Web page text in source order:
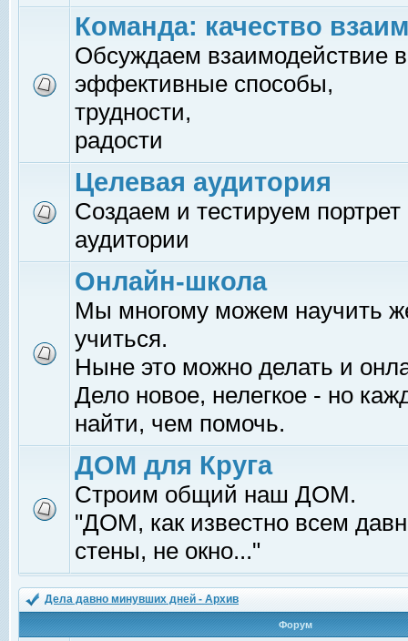
Команда: качество
Обсуждаем взаимодействие
эффективные способы,
трудности,
радости
Целевая аудитория
Создаем и тестируем
аудитории
Онлайн-школа
Мы многому можем научить
учиться.
Ныне это можно делать и
Дело новое, нелегкое - но
найти, чем помочь.
ДОМ для Круга
Строим общий наш ДОМ.
"ДОМ, как известно всем
стены, не окно..."
Дела давно минувших дней - Архив
Форум